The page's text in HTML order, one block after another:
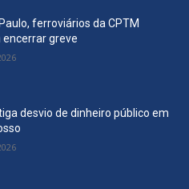
ferroviários da CPTM
encerrar greve
desvio de dinheiro público em